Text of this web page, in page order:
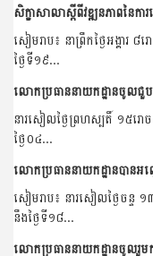
សៀមរាប៖ នាព្រឹកថ្ងៃអង្គារ
ថ្ងៃទី១៩...
នារសៀលថ្ងៃព្រហស្បតិ៍ ១៥រោ
ថ្ងៃ០៤...
សៀមរាប៖ នារសៀលថ្ងៃចន្ទ
នឹងថ្ងៃទី១៨...